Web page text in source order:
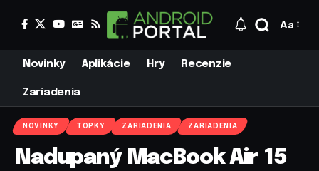
Aa
Novinky Aplikácie Hry Recenzie
Zariadenia
NOVINKY TOPKY ZARIADENIA ZARIADENIA
Nadupaný MacBook Air 15